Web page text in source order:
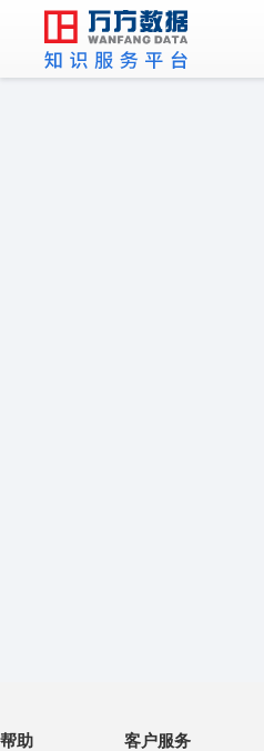
帮助 客户服务